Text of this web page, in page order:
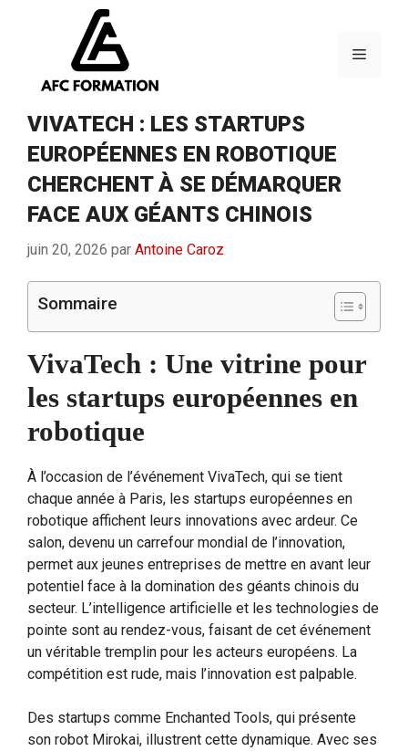
Menu
VIVATECH : LES STARTUPS
EUROPÉENNES EN ROBOTIQUE
CHERCHENT À SE DÉMARQUER
FACE AUX GÉANTS CHINOIS
juin 20, 2026 par Antoine Caroz
Sommaire
VivaTech : Une vitrine pour
les startups européennes en
robotique
À l’occasion de l’événement VivaTech, qui se tient
chaque année à Paris, les startups européennes en
robotique affichent leurs innovations avec ardeur. Ce
salon, devenu un carrefour mondial de l’innovation,
permet aux jeunes entreprises de mettre en avant leur
potentiel face à la domination des géants chinois du
secteur. L’intelligence artificielle et les technologies de
pointe sont au rendez-vous, faisant de cet événement
un véritable tremplin pour les acteurs européens. La
compétition est rude, mais l’innovation est palpable.
Des startups comme Enchanted Tools, qui présente
son robot Mirokai, illustrent cette dynamique. Avec ses